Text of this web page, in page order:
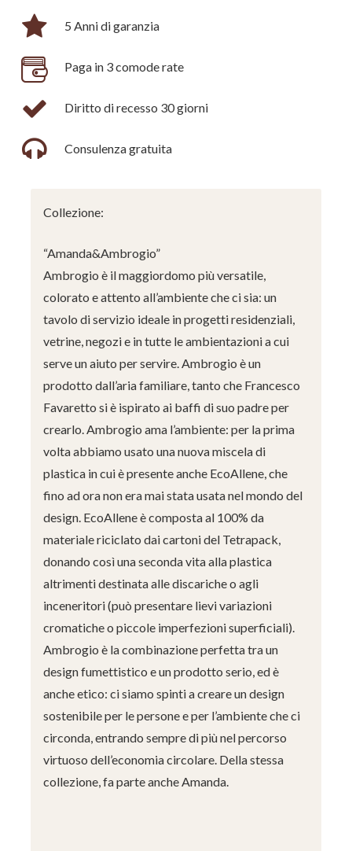
5 Anni di garanzia
Paga in 3 comode rate
Diritto di recesso 30 giorni
Consulenza gratuita
Collezione:
“Amanda&Ambrogio”
Ambrogio è il maggiordomo più versatile,
colorato e attento all’ambiente che ci sia: un
tavolo di servizio ideale in progetti residenziali,
vetrine, negozi e in tutte le ambientazioni a cui
serve un aiuto per servire. Ambrogio è un
prodotto dall’aria familiare, tanto che Francesco
Favaretto si è ispirato ai baffi di suo padre per
crearlo. Ambrogio ama l’ambiente: per la prima
volta abbiamo usato una nuova miscela di
plastica in cui è presente anche EcoAllene, che
fino ad ora non era mai stata usata nel mondo del
design. EcoAllene è composta al 100% da
materiale riciclato dai cartoni del Tetrapack,
donando così una seconda vita alla plastica
altrimenti destinata alle discariche o agli
inceneritori (può presentare lievi variazioni
cromatiche o piccole imperfezioni superficiali).
Ambrogio è la combinazione perfetta tra un
design fumettistico e un prodotto serio, ed è
anche etico: ci siamo spinti a creare un design
sostenibile per le persone e per l’ambiente che ci
circonda, entrando sempre di più nel percorso
virtuoso dell’economia circolare. Della stessa
collezione, fa parte anche Amanda.